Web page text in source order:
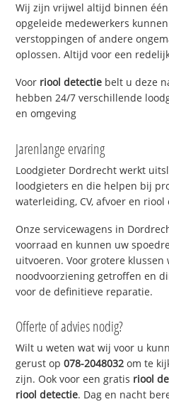
Wij zijn vrijwel altijd binnen
opgeleide medewerkers
verstoppingen of andere
oplossen. Altijd voor een
Voor riool detectie belt u deze
hebben 24/7 verschillende
en omgeving
Jarenlange ervaring
Loodgieter Dordrecht werkt
loodgieters en die helpen bij
waterleiding, CV, afvoer en riool
Onze servicewagens in
voorraad en kunnen uw
uitvoeren. Voor grotere klussen
noodvoorziening getroffen en
voor de definitieve reparatie.
Offerte of advies nodig?
Wilt u weten wat wij voor u
gerust op078-2048032 om te
zijn. Ook voor een gratis riool
riool detectie. Dag en nacht